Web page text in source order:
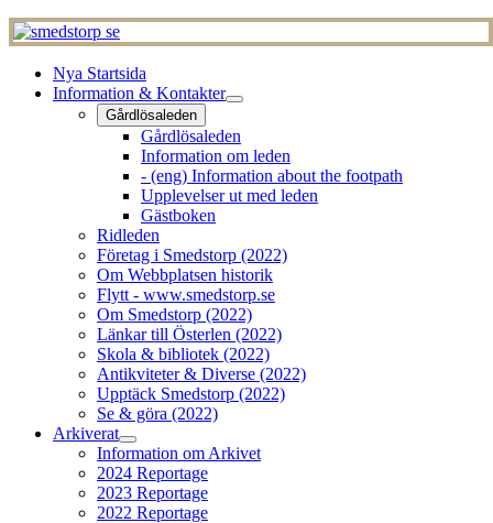
Nya Startsida
Information & Kontakter
Gårdlösaleden
Gårdlösaleden
Information om leden
- (eng) Information about the footpath
Upplevelser ut med leden
Gästboken
Ridleden
Företag i Smedstorp (2022)
Om Webbplatsen historik
Flytt - www.smedstorp.se
Om Smedstorp (2022)
Länkar till Österlen (2022)
Skola & bibliotek (2022)
Antikviteter & Diverse (2022)
Upptäck Smedstorp (2022)
Se & göra (2022)
Arkiverat
Information om Arkivet
2024 Reportage
2023 Reportage
2022 Reportage